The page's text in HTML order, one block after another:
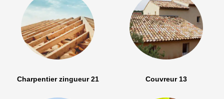
Charpentier zingueur 21 Couvreur 13